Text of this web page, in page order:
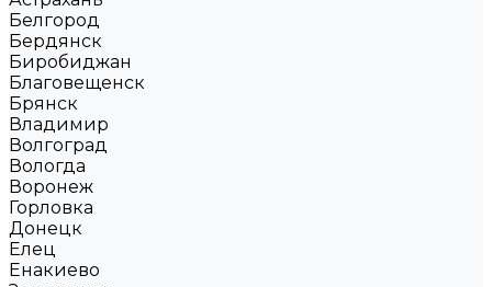
Белгород
Бердянск
Биробиджан
Благовещенск
Брянск
Владимир
Волгоград
Вологда
Воронеж
Горловка
Донецк
Елец
Енакиево